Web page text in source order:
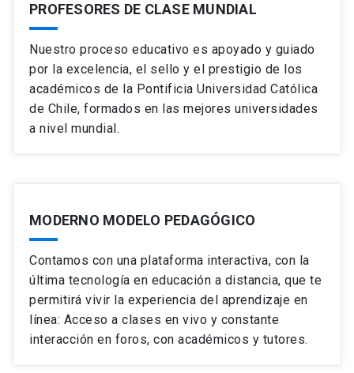
PROFESORES DE CLASE MUNDIAL
Nuestro proceso educativo es apoyado y guiado
por la excelencia, el sello y el prestigio de los
académicos de la Pontificia Universidad Católica
de Chile, formados en las mejores universidades
a nivel mundial.
MODERNO MODELO PEDAGÓGICO
Contamos con una plataforma interactiva, con la
última tecnología en educación a distancia, que te
permitirá vivir la experiencia del aprendizaje en
línea: Acceso a clases en vivo y constante
interacción en foros, con académicos y tutores.